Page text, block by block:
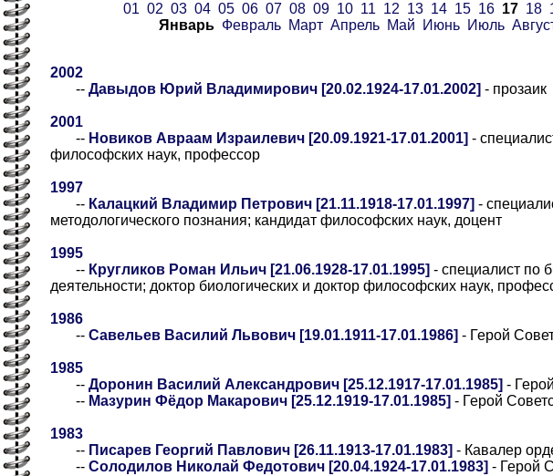
01 02 03 04 05 06 07 08 09 10 11 12 13 14 15 16 17 18
Январь Февраль Март Апрель Май Июнь Июль
2002
-- Давыдов Юрий Владимирович [20.02.1924-17.01.2002] - прозаик
2001
-- Новиков Авраам Израилевич [20.09.1921-17.01.2001] -
философских наук, профессор
1997
-- Калацкий Владимир Петрович [21.11.1918-17.01.1997] -
методологического познания; кандидат философских наук, доцент
1995
-- Кругликов Роман Ильич [21.06.1928-17.01.1995] - специалист по
деятельности; доктор биологических и доктор философских наук,
1986
-- Савельев Василий Львович [19.01.1911-17.01.1986] - Герой
1985
-- Доронин Василий Александрович [25.12.1917-17.01.1985] -
-- Мазурин Фёдор Макарович [25.12.1919-17.01.1985] - Герой
1983
-- Писарев Георгий Павлович [26.11.1913-17.01.1983] - Кавалер
-- Солодилов Николай Федотович [20.04.1924-17.01.1983] - Герой